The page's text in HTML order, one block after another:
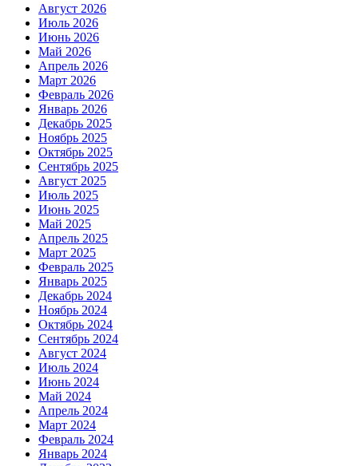
Август 2026
Июль 2026
Июнь 2026
Май 2026
Апрель 2026
Март 2026
Февраль 2026
Январь 2026
Декабрь 2025
Ноябрь 2025
Октябрь 2025
Сентябрь 2025
Август 2025
Июль 2025
Июнь 2025
Май 2025
Апрель 2025
Март 2025
Февраль 2025
Январь 2025
Декабрь 2024
Ноябрь 2024
Октябрь 2024
Сентябрь 2024
Август 2024
Июль 2024
Июнь 2024
Май 2024
Апрель 2024
Март 2024
Февраль 2024
Январь 2024